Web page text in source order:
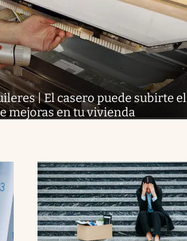
| El casero puede subirte el
mejoras en tu vivienda